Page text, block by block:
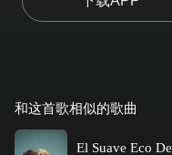
和这首歌相似的歌曲